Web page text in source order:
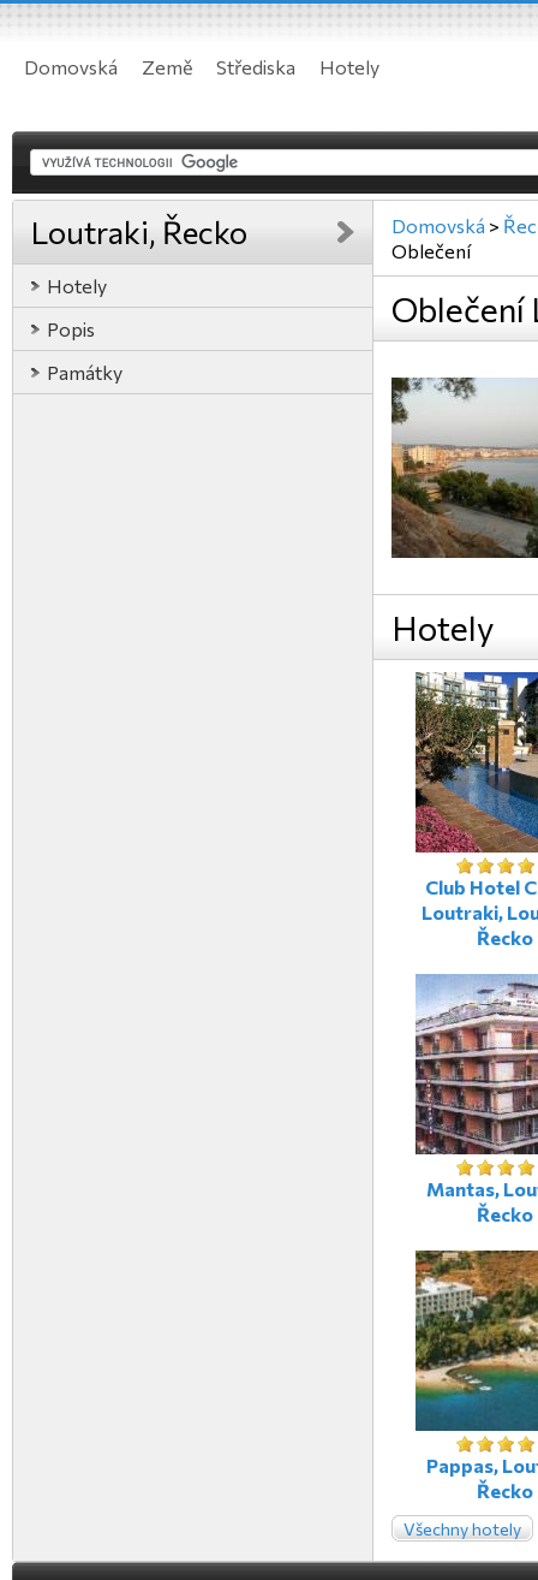
Domovská Země Střediska Hotely
Loutraki, Řecko
Hotely
Popis
Památky
Domovská >
Oblečení
Oblečení
Hotely
Club Hotel
Loutraki,
Řecko
Mantas,
Řecko
Pappas,
Řecko
Všechny hotely